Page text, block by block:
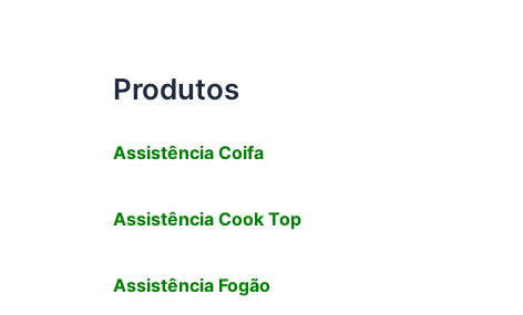
Produtos
Assistência Coifa
Assistência Cook Top
Assistência Fogão